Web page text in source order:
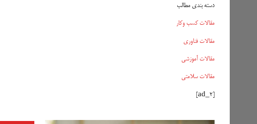
دسته بندی مطالب
مقالات کسب وکار
مقالات فناوری
مقالات آموزشی
مقالات سلامتی
[ad_2]